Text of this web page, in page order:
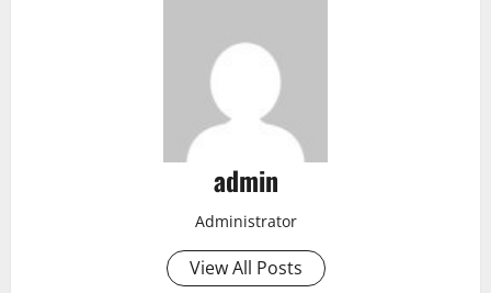
admin
Administrator
View All Posts